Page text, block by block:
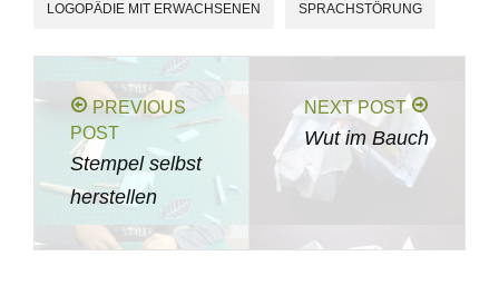
LOGOPÄDIE MIT ERWACHSENEN SPRACHSTÖRUNG
PREVIOUS
POST
Stempel selbst
herstellen
NEXT POST
Wut im Bauch